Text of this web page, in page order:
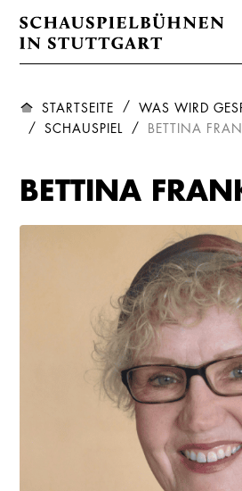
STARTSEITE WAS WIRD
SCHAUSPIEL
BETTINA
BETTINA